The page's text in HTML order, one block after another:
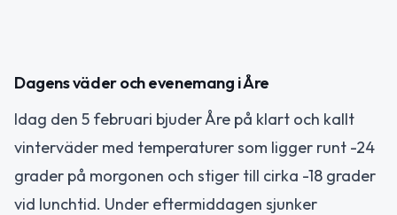
Dagens väder och evenemang i Åre
Idag den 5 februari bjuder Åre på klart och kallt
vinterväder med temperaturer som ligger runt -24
grader på morgonen och stiger till cirka -18 grader
vid lunchtid. Under eftermiddagen sjunker